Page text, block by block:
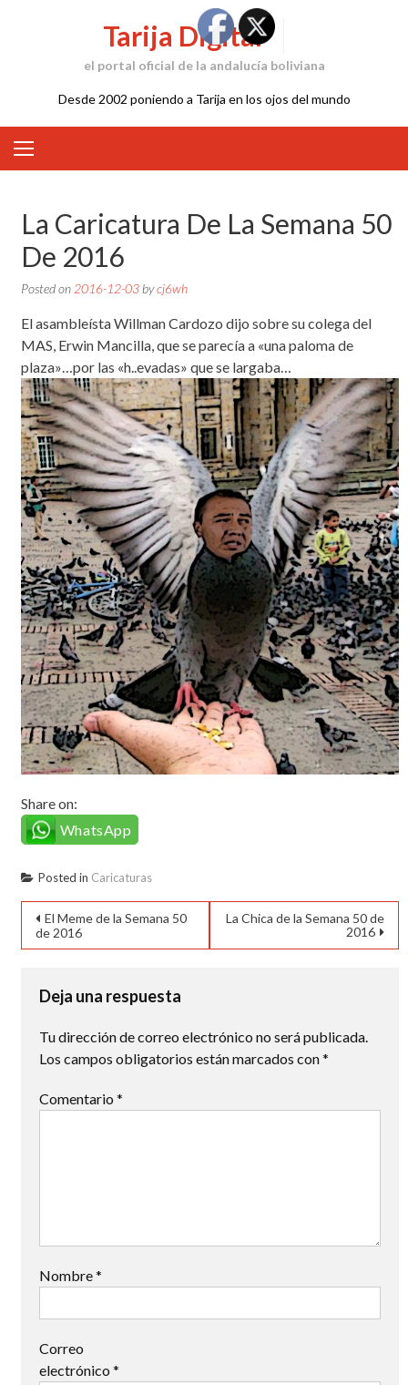
Tarija Digital
el portal oficial de la andalucía boliviana
Desde 2002 poniendo a Tarija en los ojos del mundo
La Caricatura De La Semana 50
De 2016
Posted on 2016-12-03bycj6wh
El asambleísta Willman Cardozo dijo sobre su colega del
MAS, Erwin Mancilla, que se parecía a «una paloma de
plaza»…por las «h..evadas» que se largaba…
Share on:
WhatsApp
Posted in Caricaturas
Navegación
de
entradas
El Meme de la Semana 50
de 2016
La Chica de la Semana 50 de
2016
Deja una respuesta
Tu dirección de correo electrónico no será publicada.
Los campos obligatorios están marcados con*
Comentario *
Nombre*
Correo
electrónico *